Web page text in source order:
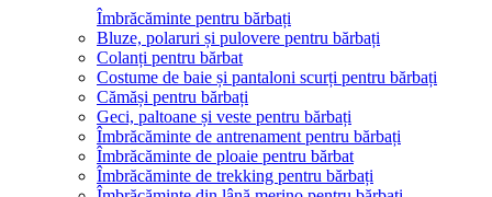
Îmbrăcăminte pentru bărbați
Bluze, polaruri și pulovere pentru bărbați
Colanți pentru bărbat
Costume de baie și pantaloni scurți pentru bărbați
Cămăși pentru bărbați
Geci, paltoane și veste pentru bărbați
Îmbrăcăminte de antrenament pentru bărbați
Îmbrăcăminte de ploaie pentru bărbat
Îmbrăcăminte de trekking pentru bărbați